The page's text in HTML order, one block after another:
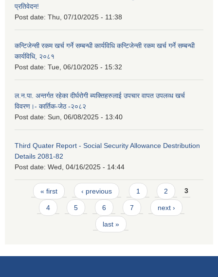
प्रतिवेदन!
Post date: Thu, 07/10/2025 - 11:38
कन्टिजेन्सी रकम खर्च गर्ने सम्बन्धी कार्यविधि कन्टिजेन्सी रकम खर्च गर्ने सम्बन्धी
कार्यविधि, २०८१
Post date: Tue, 06/10/2025 - 15:32
ल.न.पा. अन्तर्गत रहेका दीर्घरोगी ब्यक्तिहरुलाई उपचार वापत उपलव्ध खर्च
विवरण।- कार्तिक-जेठ -२०८२
Post date: Sun, 06/08/2025 - 13:40
Third Quater Report - Social Security Allowance Destribution
Details 2081-82
Post date: Wed, 04/16/2025 - 14:44
Pages
« first ‹ previous 1 2 3
4 5 6 7 next ›
last »